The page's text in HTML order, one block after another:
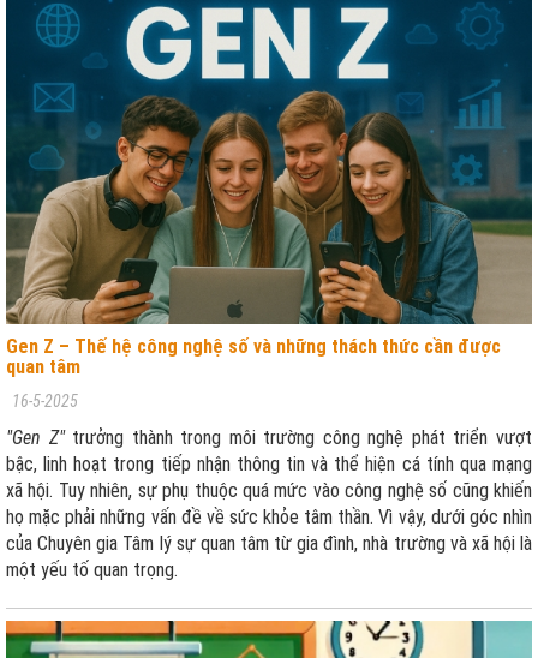
Gen Z – Thế hệ công nghệ số và những thách thức cần được
quan tâm
16-5-2025
"Gen Z"trưởng thành trong môi trường công nghệ phát triển vượt
bậc, linh hoạt trong tiếp nhận thông tin và thể hiện cá tính qua mạng
xã hội. Tuy nhiên, sự phụ thuộc quá mức vào công nghệ số cũng khiến
họ mặc phải những vấn đề về sức khỏe tâm thần. Vì vậy, dưới góc nhìn
của Chuyên gia Tâm lý sự quan tâm từ gia đình, nhà trường và xã hội là
một yếu tố quan trọng.